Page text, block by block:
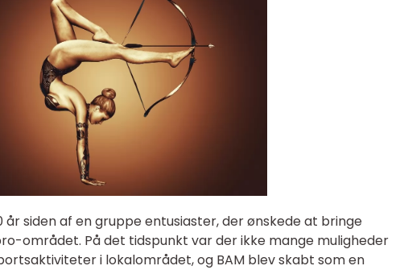
siden af en gruppe entusiaster, der ønskede at bringe
området. På det tidspunkt var der ikke mange muligheder
i lokalområdet, og BAM blev skabt som en